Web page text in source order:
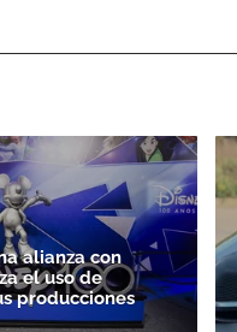
alianza con
el uso de
producciones